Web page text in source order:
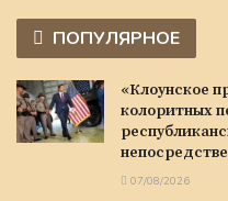
ПОПУЛЯРНОЕ
«Клоунское
колоритных
07/08/2026